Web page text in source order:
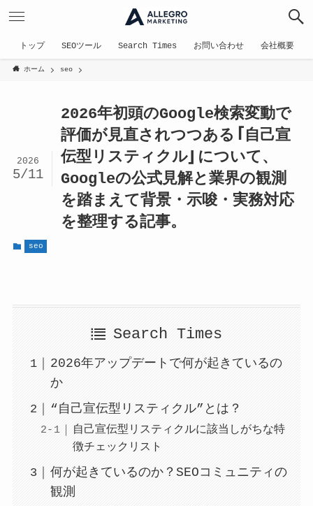
トップ SEOツール Search Times お問い合わせ 会社概要
ホーム seo
2026年初頭のGoogle検索変動で
評価が見直されつつある「自己宣
伝型リスティクル」について、
Googleの公式見解と業界の観測
を踏まえて背景・示唆・実務対応
を整理する記事。
2026
5/11
seo
Search Times
2026年アップデートで何が起きているの
か
“自己宣伝型リスティクル”とは？
自己宣伝型リスティクルに該当しがちな特
徴チェックリスト
何が起きているのか？SEOコミュニティの
観測